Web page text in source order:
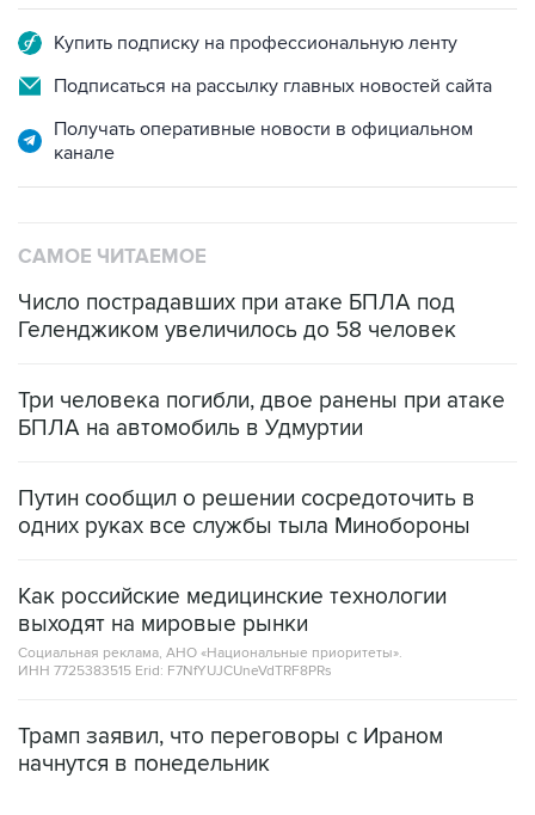
Купить подписку на профессиональную ленту
Подписаться на рассылку главных новостей сайта
Получать оперативные новости в официальном
канале
САМОЕ ЧИТАЕМОЕ
Число пострадавших при атаке БПЛА под
Геленджиком увеличилось до 58 человек
Три человека погибли, двое ранены при атаке
БПЛА на автомобиль в Удмуртии
Путин сообщил о решении сосредоточить в
одних руках все службы тыла Минобороны
Как российские медицинские технологии
выходят на мировые рынки
Социальная реклама, АНО «Национальные приоритеты».
ИНН 7725383515 Erid: F7NfYUJCUneVdTRF8PRs
Трамп заявил, что переговоры с Ираном
начнутся в понедельник